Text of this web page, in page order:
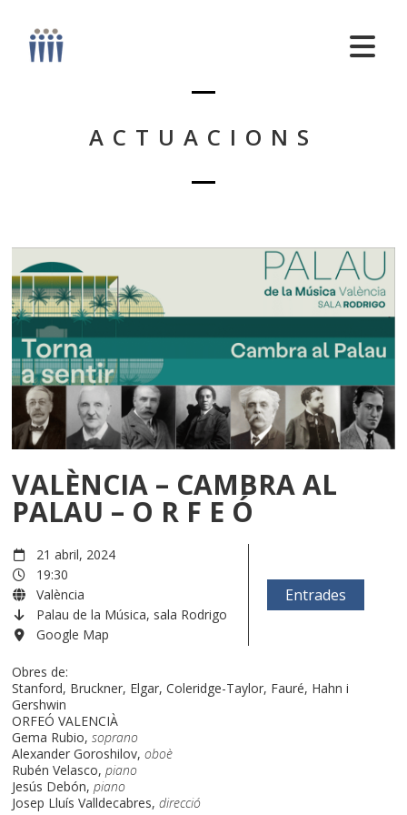
ACTUACIONS
VALÈNCIA – CAMBRA AL
PALAU – O R F E Ó
21 abril, 2024
19:30
València
Palau de la Música, sala Rodrigo
Google Map
Entrades
Obres de:
Stanford, Bruckner, Elgar, Coleridge-Taylor, Fauré, Hahn i
Gershwin
ORFEÓ VALENCIÀ
Gema Rubio, soprano
Alexander Goroshilov, oboè
Rubén Velasco, piano
Jesús Debón, piano
Josep Lluís Valldecabres, direcció